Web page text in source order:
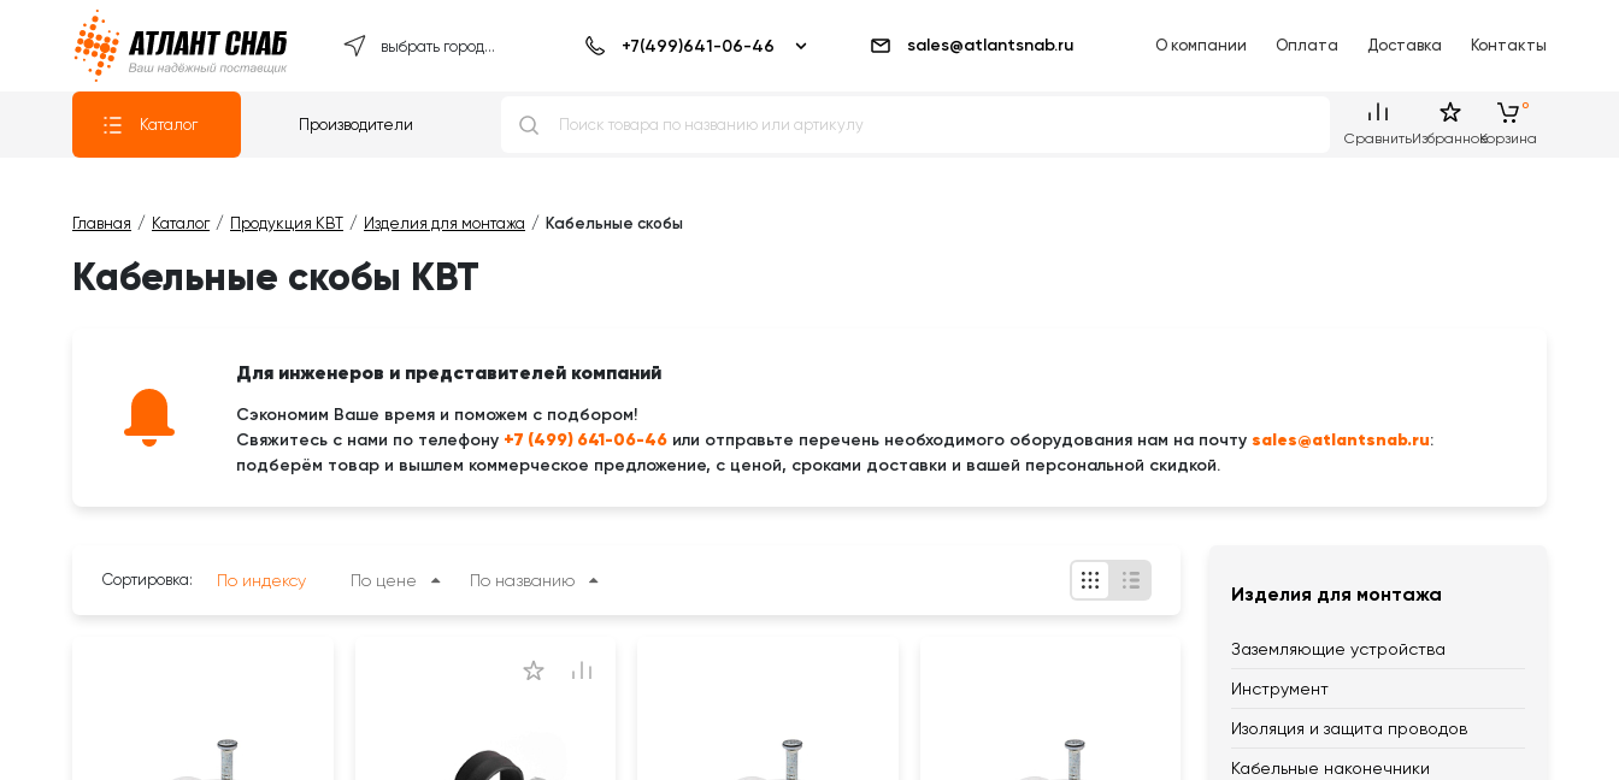
Атлантснаб
выбрать город... sales@atlantsnab.ru О компании Оплата Доставка Контакты
Каталог Производители
СравнитьИзбранноеКорзина
Главная Каталог Продукция КВТ Изделия для монтажа Кабельные скобы
Кабельные скобы КВТ
Для инженеров и представителей компаний
Сэкономим Ваше время и поможем с подбором!
Свяжитесь с нами по телефону +7 (499) 641-06-46 или отправьте перечень необходимого оборудования нам на почту sales@atlantsnab.ru:
подберём товар и вышлем коммерческое предложение, с ценой, сроками доставки и вашей персональной скидкой.
Изделия для монтажа
Заземляющие устройства
Инструмент
Изоляция и защита проводов
Кабельные наконечники
Сортировка: По индексу По цене По названию